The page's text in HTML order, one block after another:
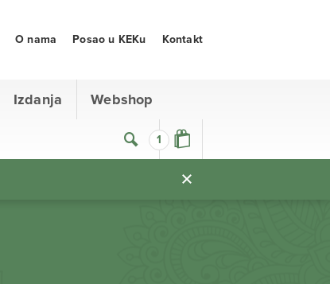
1
Izdanja Webshop
O nama Posao u KEKu Kontakt